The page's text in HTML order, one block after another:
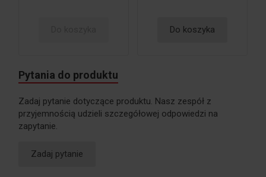
Do koszyka
Pytania do produktu
Zadaj pytanie dotyczące produktu. Nasz zespół z
przyjemnością udzieli szczegółowej odpowiedzi na
zapytanie.
Zadaj pytanie